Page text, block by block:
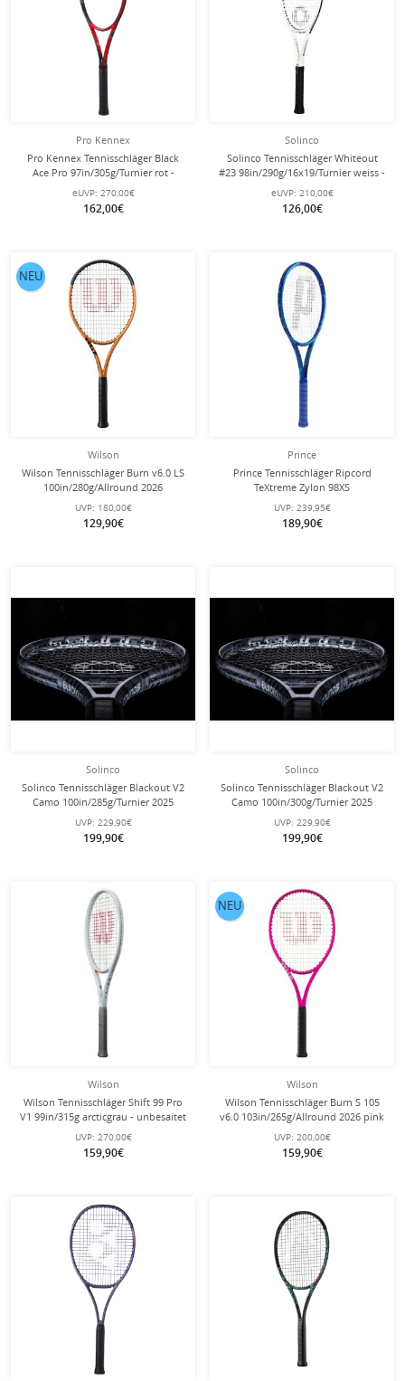
Pro Kennex
Pro Kennex Tennisschläger Black
Ace Pro 97in/305g/Turnier rot -
unbesaitet -
eUVP: 270,00€
162,00€
Solinco
Solinco Tennisschläger Whiteout
#23 98in/290g/16x19/Turnier weiss -
unbesaitet -
eUVP: 210,00€
126,00€
Wilson
Wilson Tennisschläger Burn v6.0 LS
100in/280g/Allround 2026
orange/schwarz - besaitet -
UVP: 180,00€
129,90€
NEU
Prince
Prince Tennisschläger Ripcord
TeXtreme Zylon 98XS
98in/305g/Turnier 2026 blau -
unbesaitet -
UVP: 239,95€
189,90€
Solinco
Solinco Tennisschläger Blackout V2
Camo 100in/285g/Turnier 2025
schwarz/camo - unbesaitet -
UVP: 229,90€
199,90€
Solinco
Solinco Tennisschläger Blackout V2
Camo 100in/300g/Turnier 2025
schwarz/camo - unbesaitet -
UVP: 229,90€
199,90€
Wilson
Wilson Tennisschläger Shift 99 Pro
V1 99in/315g arcticgrau - unbesaitet
UVP: 270,00€
159,90€
Wilson
Wilson Tennisschläger Burn S 105
v6.0 103in/265g/Allround 2026 pink
- besaitet -
UVP: 200,00€
159,90€
NEU